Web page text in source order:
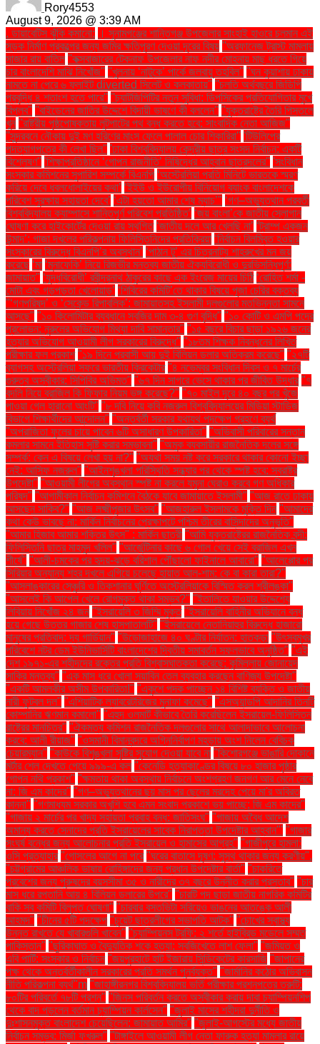
Rory4553
August 9, 2026 @ 3:39 AM
. ডায়াবেটিস ঝুঁকি কমানো:
। সুনামগঞ্জের শান্তিগঞ্জ উপজেলার সাংহাই হাওরে চলমান এই
সড়ক নির্মাণ প্রকল্পের জন্য জমির ক্ষতিপূরণ দেওয়া দূরের বিষয় ''অরফানেজ ট্রাস্ট মামলায়
সাজার রায় বাতিল ''কক্সবাজারের টেকনাফ উপজেলার নাফ নদীর মোহনায় মাছ ধরতে গিয়ে
চার বাংলাদেশি মাঝি নিখোঁজ'' ''খুলনায় ‘নাটুকে’ পার্কে জলবায়ু তহবিল'' ''ঘন কুয়াশায় ঢাকায়
নামতে না পেরে ৬ ফ্লাইট diverted সিলেট ও কলকাতায়'' ''চলতি অর্থবছরে জিডিপি
প্রবৃদ্ধি ৪ শতাংশ হতে পারে'' ''চ্যাটজিপিটির নতুন সুবিধা: ডিপসিকের প্রতিযোগিতার মুখে
বিপ্লব'' ''বাইডেনের জাতির উদ্দেশে বিদায়ী ভাষণে কী বললেন'' ''যুক্তরাষ্ট্রে তৈরি পিস্তলে
খুন ''রাষ্ট্রীয় পৃষ্ঠপোষকতায় লুটপাটের পথ বন্ধ করতে হবে: সাংবাদিক নেতা আজিজ"
''সুন্দরবনে নৌকায় দুই মণ হরিণের মাংস ফেলে পালাল চোর শিকারিরা'' 'টিউলিপের
পদত্যাগপত্রে কী লেখা ছিল'' 'ঢাকা বিশ্ববিদ্যালয় কেন্দ্রীয় ছাত্র সংসদ নির্বাচন: একটি
বিশ্লেষণ'' 'শিক্ষাপ্রতিষ্ঠানে ‘গোপন রাজনীতি’ নিষিদ্ধের আহ্বান ছাত্রদলের'' 'সংবিধান
সংস্কার কমিশনের সুপারিশ সম্পর্কে বিএনপি ‘অস্ট্রেলিয়া প্রতি মিনিটে ভারতকে স্মরণ
করিয়ে দেবে ধবলধোলাইয়ের কথা’ ‘ইইউ ও ইউরোপীয় বিনিয়োগ ব্যাংক বাংলাদেশকে
পরিবেশ সুরক্ষায় সহায়তা দেবে’ ‘এটা হয়তো আমার শেষ ম্যাচ’" ‘গণ–অভ্যুত্থান পরবর্তী
বিশ্ববিদ্যালয় ক্যাম্পাসে শান্তিপূর্ণ পরিবেশ প্রতিষ্ঠিত’ ‘জয় বাংলা’কে জাতীয় স্লোগান
ঘোষণা করে হাইকোর্টের দেওয়া রায় স্থগিত ‘জাতীয় দলে আর খেলছি না’ ‘ট্রাম্প একজন
উন্মাদ’: গাজা দখলের পরিকল্পনায় ফিলিস্তিনিদের প্রতিক্রিয়া ‘নির্বাচন বিলম্বিত হওয়ার
সংস্কারের বিরুদ্ধে বিএনপি’র অবস্থান’ ‘পাঠান টু’ এর চিত্রনাট্য শাহরুখের মন জয়
করেছে ‘মা ‘মুনাফেকি’ নিয়ে রিজভীর মন্তব্য জাতীয় ঐক্যবিরোধী ও দুরভিসন্ধিপূর্ণ:
জামায়াত" ‘যুদ্ধবিরোধী’ রবীন্দ্রনাথ ঠাকুরের কাছে এক ইংরেজ মায়ের চিঠি ‘রোহিত শর্মা -
মোটা এবং গড়পড়তা খেলোয়াড়’ ‘শিবিরের কমিটি’তে থাকার বিষয়ে পূজা চেরির বক্তব্য
"‘গণপরিষদ’ ও ‘সেকেন্ড রিপাবলিক’: জামায়াতসহ ইসলামী দলগুলোর মতভিন্নতা সামনে
আসছে" "১০ কিলোমিটার ব্যবধানে সবজির দাম ৩-৪ গুণ বৃদ্ধি" "১০ কোটি ও এমপি পদের
প্রলোভন: নুরুলের অভিযোগ মিথ্যা দাবি সামান্তার" "১৫ বছরে বিচার ছাড়া ১৯২৬ জনের
হত্যার অভিযোগ আওয়ামী লীগ সরকারের বিরুদ্ধে" "১৮তম শিক্ষক নিবন্ধনের লিখিত
পরীক্ষার ফল প্রকাশ "১৯ দিনে প্রবাসী আয় দুই বিলিয়ন ডলার অতিক্রম করেছে" "২৭টি
ব্যাগসহ অস্ট্রেলিয়া সফরে ভারতীয় ক্রিকেটার "৪ নভেম্বর সংবিধান দিবস ও ৭ মার্চের
গুরুত্ব অস্বীকার: সিপিবির অভিমত" "৬৭ দিন সাগরে ভেসে থাকার পর জীবিত উদ্ধার "৭
বদলি নিয়ে ব্রাজিল কি ফিফার নিয়ম ভঙ্গ করেছে?" "৭০ মাইল দূরে ৪০ বছর পর খুঁজে
পাওয়া গেল হারানো আংটি" "৮ দবি নিয়ে কবি নজরুল বিশ্ববিদ্যালয়ের মিডিয়া স্টাডিজ
বিভাগে শিক্ষার্থীদের আন্দোলন" "অন্তর্বর্তী সরকার যথাযথ পদক্ষেপ গ্রহণে ব্যর্থ
"অপরাজিতা ফুলের চায়ে পাবেন ৬টি অসাধারণ উপকারিতা" "অভিবাসী পরিবারের সন্তান
কমলার সামনে ইতিহাস সৃষ্টি করার সম্ভাবনা" "অমুক ব্যবসায়ীর রাজনৈতিক দলের সঙ্গে
সম্পর্ক: কেন এ বিষয়ে লেখা হয় না?" "অযথা সময় নষ্ট করে সরকারে থাকার কোনো ইচ্ছা
নেই: আসিফ নজরুল" "আইনশৃঙ্খলা পরিস্থিতি সন্ধ্যার পর থেকে স্পষ্ট হবে: স্বরাষ্ট্র
উপদেষ্টা" "আওয়ামী লীগের অবস্থান স্পষ্ট না করলে যমুনা ঘেরাও করবে গণ অধিকার
পরিষদ" "আগামীকাল নির্বাচন কমিশনে বৈঠকে যাবে জামায়াতে ইসলামী" "আজ রাতে ঢাকায়
আসছেন সাকিব?" "আজ লক্ষ্মীপূজার উৎসব" "আজহারুল ইসলামকে মুক্তি দিন "আমাদের
কথা কেউ ভাবছে না: মার্কিন নির্বাচনের প্রেক্ষাপটে পশ্চিম তীরের বাসিন্দাদের অনুভূতি"
"আমার হিজাব আমার শক্তির উৎস" : মার্কিন ছাত্রী "আমি যুক্তরাষ্ট্রের রাজনৈতিক বন্দী:
ফিলিস্তিনি ছাত্র মাহমুদ খলিল" "আর্জেন্টিনার কাছে ৬ গোল খেয়ে সেই ব্রাজিল এখন
শীর্ষে" "আলী-চমকের পর হৃদয়-ঝড়ে বরিশাল পৌঁছালো ফাইনালে আবারো" "আলেপ্পোর পর
সিরিয়ার অন্যান্য শহর দখলে এগিয়ে চলেছে হায়াত আল-শাম: কে বা কারা তারা?"
"আসলাঙ্কারের সেঞ্চুরি ও তিকশানার ঘূর্ণিতে অস্ট্রেলিয়াকে বিস্মিত করল শ্রীলঙ্কা"
"আসলেই কি আপেল খেলে রোগমুক্ত থাকা সম্ভব?" "ইতালিতে যাওয়ার উদ্দেশ্যে
লিবিয়ায় নিখোঁজ ২৪ জন "ইসরায়েলি ৩ জিম্মি মুক্ত "ইসরায়েলি বাহিনীর অভিযানে বন্ধ
হয়ে গেছে উত্তর গাজার শেষ হাসপাতালটি" "ইসরায়েলে নেতানিয়াহুর বিরুদ্ধে হাজারো
মানুষের প্রতিবাদ: দ্য গার্ডিয়ান" "উড়োজাহাজে ৪০ ঘণ্টার নির্যাতন: হাতকড়া "উৎসবমুখর
পরিবেশে নটর ডেম ইউনিভার্সিটি বাংলাদেশের দ্বিতীয় সমাবর্তন সফলভাবে অনুষ্ঠিত" "এই
দেশ ১৯৭১-এর শহীদদের রক্তের প্রতি বিশ্বাসঘাতকতা করেছে: কুমিল্লায় জোনায়েদ
সাকির মন্তব্য" "এক মাস ধরে খোলা সয়াবিন তেল ব্যবহার করছেন বাণিজ্য উপদেষ্টা"
"একটি আমলকীর অসীম উপকারিতা!" "একুশে পদক পাচ্ছেন ১৪ বিশিষ্ট ব্যক্তি ও জাতীয়
নারী ফুটবল দল" "এশিয়াটিক ল্যাবরেটরিজের মুনাফা কমেছে" "এসঅ্যান্ডপি আদানির তিনটি
কোম্পানির ঋণমান কমালো" "এহুদ ওলমার্ট কীভাবে তৈরি করেছিলেন ইসরায়েল-ফিলিস্তিন
রাষ্ট্রের মানচিত্র" "ঐকমত্য কমিশন রাজনৈতিক দলগুলোর সাথে আলাদাভাবে আলোচনা
করবে: আলী রীয়াজ" "ওসমানী বিমানবন্দরে অগ্নিনির্বাপণ মহড়ায় অংশ নিলেন বেবিচক
চেয়ারম্যান" "কাউকে বিশৃঙ্খলা সৃষ্টির সুযোগ দেওয়া যাবে না "কিশোরগঞ্জে ভাঙারি দোকানে
মর্টার শেল দেখতে পেয়ে ৯৯৯-এ কল "কেনেডি হত্যাকাণ্ডের বিষয়ে ৮০ হাজার পৃষ্ঠার
গোপন নথি প্রকাশ" "ক্ষমতায় থাকা অবস্থায় নির্বাচনে অংশগ্রহণ জনগণ আর মেনে নেবে
না: জি এম কাদের" "গণ–অভ্যুত্থানের ছয় মাস পর ছেলের মরদেহ পেয়ে মা'র অবিরত
কান্না" "গণমাধ্যম সরকার অখুশি হবে এমন সংবাদ প্রকাশে ভয় পাচ্ছে: জি এম কাদের"
"গাজায় ২ মার্চের পর খাদ্য সহায়তা প্রবাহ বন্ধ: জাতিসংঘ" "গাজায় অবৈধ আদেশ
অমান্য করতে সেনাদের প্রতি ইসরায়েলের সাবেক নিরাপত্তা উপদেষ্টার আহ্বান"' "গাজার
সংঘর্ষ বন্ধের জন্য আলোচনার প্রতি ইসরায়েল ও হামাসের আগ্রহ" "গাজীপুরে হামলা:
ওসি প্রত্যাহার "গোসলের আগে না পরে "ঘরের বাতাসে দূষণ: সুস্থ থাকার জন্য করণীয়".
"চট্টগ্রামের আঞ্চলিক ভাষায় রোহিঙ্গাদের জন্য প্রধান উপদেষ্টার বার্তা" "চাকরিতে
প্রবেশের জন্য পুরুষদের বয়সসীমা ৩৫ ও নারীদের ৩৭ বছরে উন্নীত করার প্রস্তাব" "চার
মাস ধরে রপ্তানি আয় ৪ বিলিয়ন ডলারের উপরে" "চারটি পদ ছাড়া জাতীয় নাগরিক কমিটির
বাকি সব কমিটি বিলুপ্ত ঘোষণা" "চারবার বসতভিটা সরিয়েও ভাঙনের আতঙ্কে আলী
আহমদ" "চীনের ৫টি পদক্ষেপ "চুয়েট ছাত্রলীগের সভাপতি আটক" "চোখের স্বাস্থ্য
উন্নত রাখতে যে খাবারগুলি খাবেন" "চ্যাম্পিয়নস ট্রফি: ২ শর্তে হাইব্রিড মডেলে সম্মত
পাকিস্তান" "ছুরিকাঘাত ও বৈদ্যুতিক শকে হত্যা: সবজিখেতে লাশ ফেলা" "জমিয়ত ও
এবি পার্টি: সংস্কার ও নির্বাচন "জয়পুরহাটে হাট ইজারায় সিন্ডিকেটের কারসাজি "জাপানের
পক্ষ থেকে অন্তর্বর্তীকালীন সরকারের প্রতি সমর্থন পুনর্ব্যক্ত" "জার্মানির কঠোর অভিবাসন
নীতি পরিকল্পনা ব্যর্থ"m "জাহাঙ্গীরনগর বিশ্ববিদ্যালয় ভর্তি পরীক্ষার প্রশ্নপত্রে ত্রুটি:
৮০টির পরিবর্তে ৭৮টি প্রশ্ন" "জিনস পরিবর্তন করতে অস্বীকার করায় দাবা চ্যাম্পিয়নশিপ
থেকে বাদ পড়লেন বর্তমান চ্যাম্পিয়ন কার্লসেন" "জুলাই মাসের শহীদরা দুর্নীতি ও
দুঃশাসনমুক্ত বাংলাদেশ চেয়েছিলেন: জামায়াত আমির" "জুলাই-আগস্টের মধ্যে জাতীয়
নির্বাচন সম্ভব: মির্জা ফখরুল" "টাঙ্গাইলে আওয়ামী লীগ নেতা ফারুক হত্যা মামলার রায়ে